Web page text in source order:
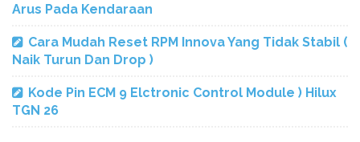
Arus Pada Kendaraan
Cara Mudah Reset RPM Innova Yang Tidak Stabil (
Naik Turun Dan Drop )
Kode Pin ECM 9 Elctronic Control Module ) Hilux
TGN 26